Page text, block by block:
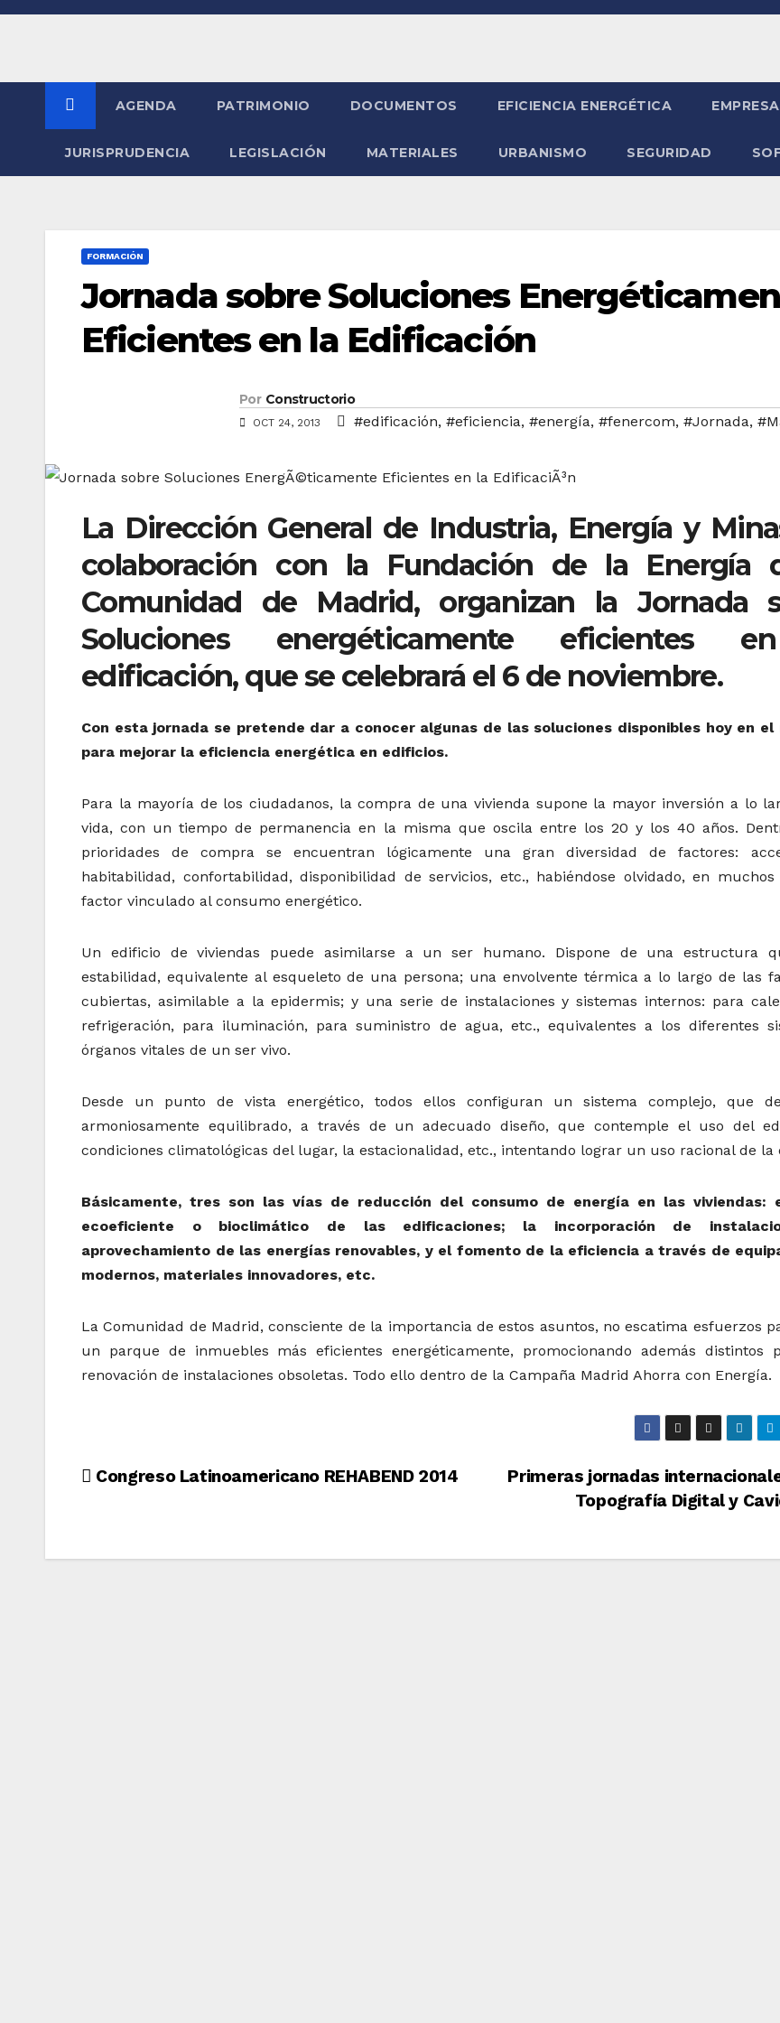
Saltar
AGENDA PATRIMONIO DOCUMENTOS EFICIENCIA ENERGÉTICA EMPRESA
JURISPRUDENCIA LEGISLACIÓN MATERIALES URBANISMO SEGURIDAD
FORMACIÓN
Jornada sobre Soluciones
Eficientes en la Edificación
Por Constructorio
OCT 24, 2013 #edificación, #eficiencia, #energía, #fenercom, #Jornada,
La Dirección General de Industria, Energía y
colaboración con la Fundación de la Energía
Comunidad de Madrid, organizan la Jornada
Soluciones energéticamente eficientes
edificación, que se celebrará el 6 de noviembre.
Con esta jornada se pretende dar a conocer algunas de las soluciones disponibles hoy en el
para mejorar la eficiencia energética en edificios.
Para la mayoría de los ciudadanos, la compra de una vivienda supone la mayor inversión a lo
vida, con un tiempo de permanencia en la misma que oscila entre los 20 y los 40 años.
prioridades de compra se encuentran lógicamente una gran diversidad de factores:
habitabilidad, confortabilidad, disponibilidad de servicios, etc., habiéndose olvidado, en muchos
factor vinculado al consumo energético.
Un edificio de viviendas puede asimilarse a un ser humano. Dispone de una estructura
estabilidad, equivalente al esqueleto de una persona; una envolvente térmica a lo largo de las
cubiertas, asimilable a la epidermis; y una serie de instalaciones y sistemas internos: para
refrigeración, para iluminación, para suministro de agua, etc., equivalentes a los diferentes
órganos vitales de un ser vivo.
Desde un punto de vista energético, todos ellos configuran un sistema complejo, que
armoniosamente equilibrado, a través de un adecuado diseño, que contemple el uso del
condiciones climatológicas del lugar, la estacionalidad, etc., intentando lograr un uso racional de la
Básicamente, tres son las vías de reducción del consumo de energía en las viviendas:
ecoeficiente o bioclimático de las edificaciones; la incorporación de
aprovechamiento de las energías renovables, y el fomento de la eficiencia a través de
modernos, materiales innovadores, etc.
La Comunidad de Madrid, consciente de la importancia de estos asuntos, no escatima esfuerzos
un parque de inmuebles más eficientes energéticamente, promocionando además distintos
renovación de instalaciones obsoletas. Todo ello dentro de la Campaña Madrid Ahorra con Energía.
Navegación
entradas
Primeras jornadas
Topografía Digital y
Congreso Latinoamericano REHABEND 2014